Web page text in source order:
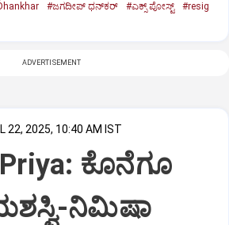
#ಜಗದೀಪ್‌ ಧನ್‌ಕರ್‌ #ಎಕ್ಸ್‌ ಪೋಸ್ಟ್
#resig
ADVERTISEMENT
22, 2025, 10:40 AM IST
ಕೊನೆಗೂ
ನಿಮಿಷಾ